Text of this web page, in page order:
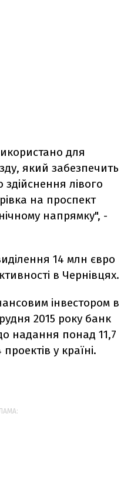
для
який забезпечить
лівого
на проспект
напрямку", -
14 млн євро
в Чернівцях.
інвестором в
2015 року банк
надання понад 11,7
у країні.